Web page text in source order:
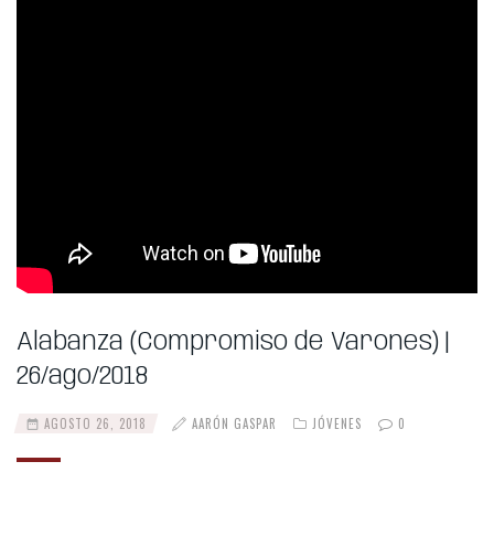
Alabanza (Compromiso de Varones) |
26/ago/2018
AGOSTO 26, 2018 AARÓN GASPAR JÓVENES 0